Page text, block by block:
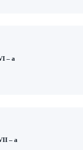
– a
– a